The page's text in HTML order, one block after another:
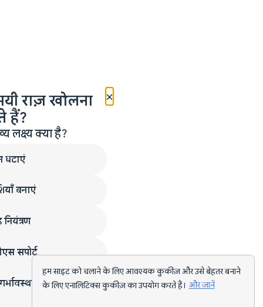
हम साइट को चलाने के लिए आवश्यक कुकीज़ और उसे बेहतर बनाने
के लिए एनालिटिक्स कुकीज़ का उपयोग करते हैं। और जानें
×
राज़ खोलना
हैं?
लक्ष्य क्या है?
घटाएं
बनाएं
सपोर्ट